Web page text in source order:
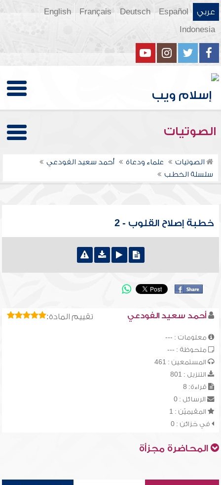
عربي Español
Deutsch
Français
English
Indonesia
الصوتيات
الصوتيات علماء ودعاة
أحمد سعيد الفودعي
سلسلة الخطب
خطبة إصلاح القلوب - 2
تقييم المادة: أحمد سعيد الفودعي
معلومات : ---
ملحوظة : ---
المستمعين : 461
التنزيل : 801
قراءة: 8
الرسائل : 0
المقيميّن : 1
في خزائن : 0
المحاضرة مجزأة